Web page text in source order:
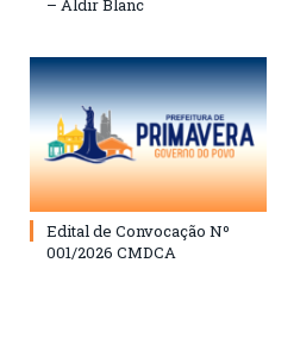
– Aldir Blanc
Edital de Convocação Nº
001/2026 CMDCA